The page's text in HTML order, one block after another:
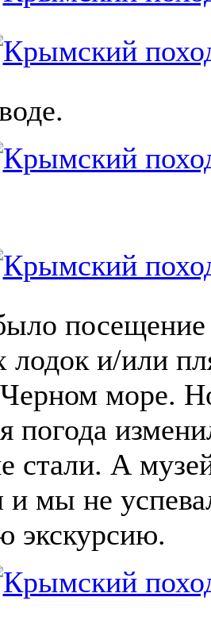
посещение
лодок и/или
море.
погода
стали. А
и мы не
экскурсию.